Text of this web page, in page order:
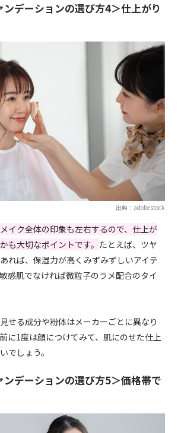
ンデーションの選び方4＞仕上がり
出典：adobestock
イク全体の印象も左右するので、仕上が
も大切なポイントです。 たとえば、ツヤ
れば、保湿力が高くみずみずしいアイテ
感肌でなければ微粒子のラメ配合のタイ
せる成分や粉体はメーカーごとに異なり
に1度は顔につけてみて、肌にのせた仕上
でしょう。
ンデーションの選び方5＞価格帯で